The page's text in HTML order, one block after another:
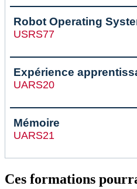
Robot Operating
USRS77
Expérience
UARS20
Mémoire
UARS21
Ces formations